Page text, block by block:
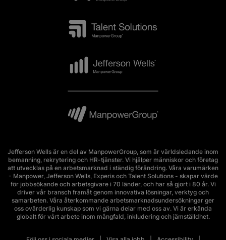
Jefferson Wells är en del av ManpowerGroup, som är världsledande inom
bemanning, rekrytering och HR-tjänster. Vi hjälper människor och företag
att utvecklas på en arbetsmarknad i ständig förändring. Våra varumärken
- Manpower, Jefferson Wells, Experis och Talent Solutions - skapar värde
för jobbsökande och arbetsgivare i 70 länder, och har så gjort i 80 år. Vi
driver vår bransch framåt genom innovativa lösningar, verktyg och
samarbeten. Våra återkommande arbetsmarknadsundersökningar ger
oss ovärderlig kunskap som vi gärna delar med oss av. Vi är erkända
globalt för vårt arbete inom mångfald, inkludering och jämställdhet.